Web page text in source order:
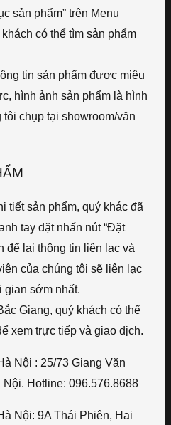
sản phẩm” trên Menu
có thể tìm sản phẩm
tin sản phẩm được miêu
hình ảnh sản phẩm là hình
chụp tại showroom/văn
tiết sản phẩm, quý khác đã
tay đặt nhấn nút “Đặt
để lại thông tin liên lạc và
của chúng tôi sẽ liên lạc
gian sớm nhất.
Giang, quý khách có thể
xem trực tiếp và giao dịch.
Nội : 25/73 Giang Văn
Hotline: 096.576.8688
Nội: 9A Thái Phiên, Hai